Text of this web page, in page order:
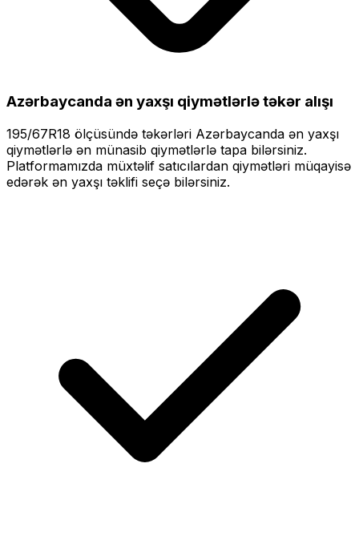
Azərbaycanda ən yaxşı qiymətlərlətəkər alışı
195/67R18 ölçüsündə təkərləri Azərbaycanda ən yaxşı
qiymətlərlə ən münasib qiymətlərlə tapa bilərsiniz.
Platformamızda müxtəlif satıcılardan qiymətləri müqayisə
edərək ən yaxşı təklifi seçə bilərsiniz.